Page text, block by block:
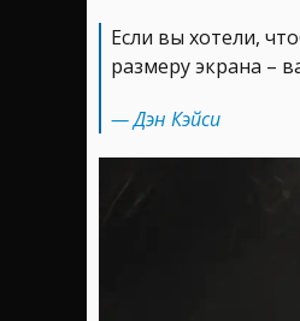
Если вы хотели,
размеру экрана –
— Дэн Кэйси